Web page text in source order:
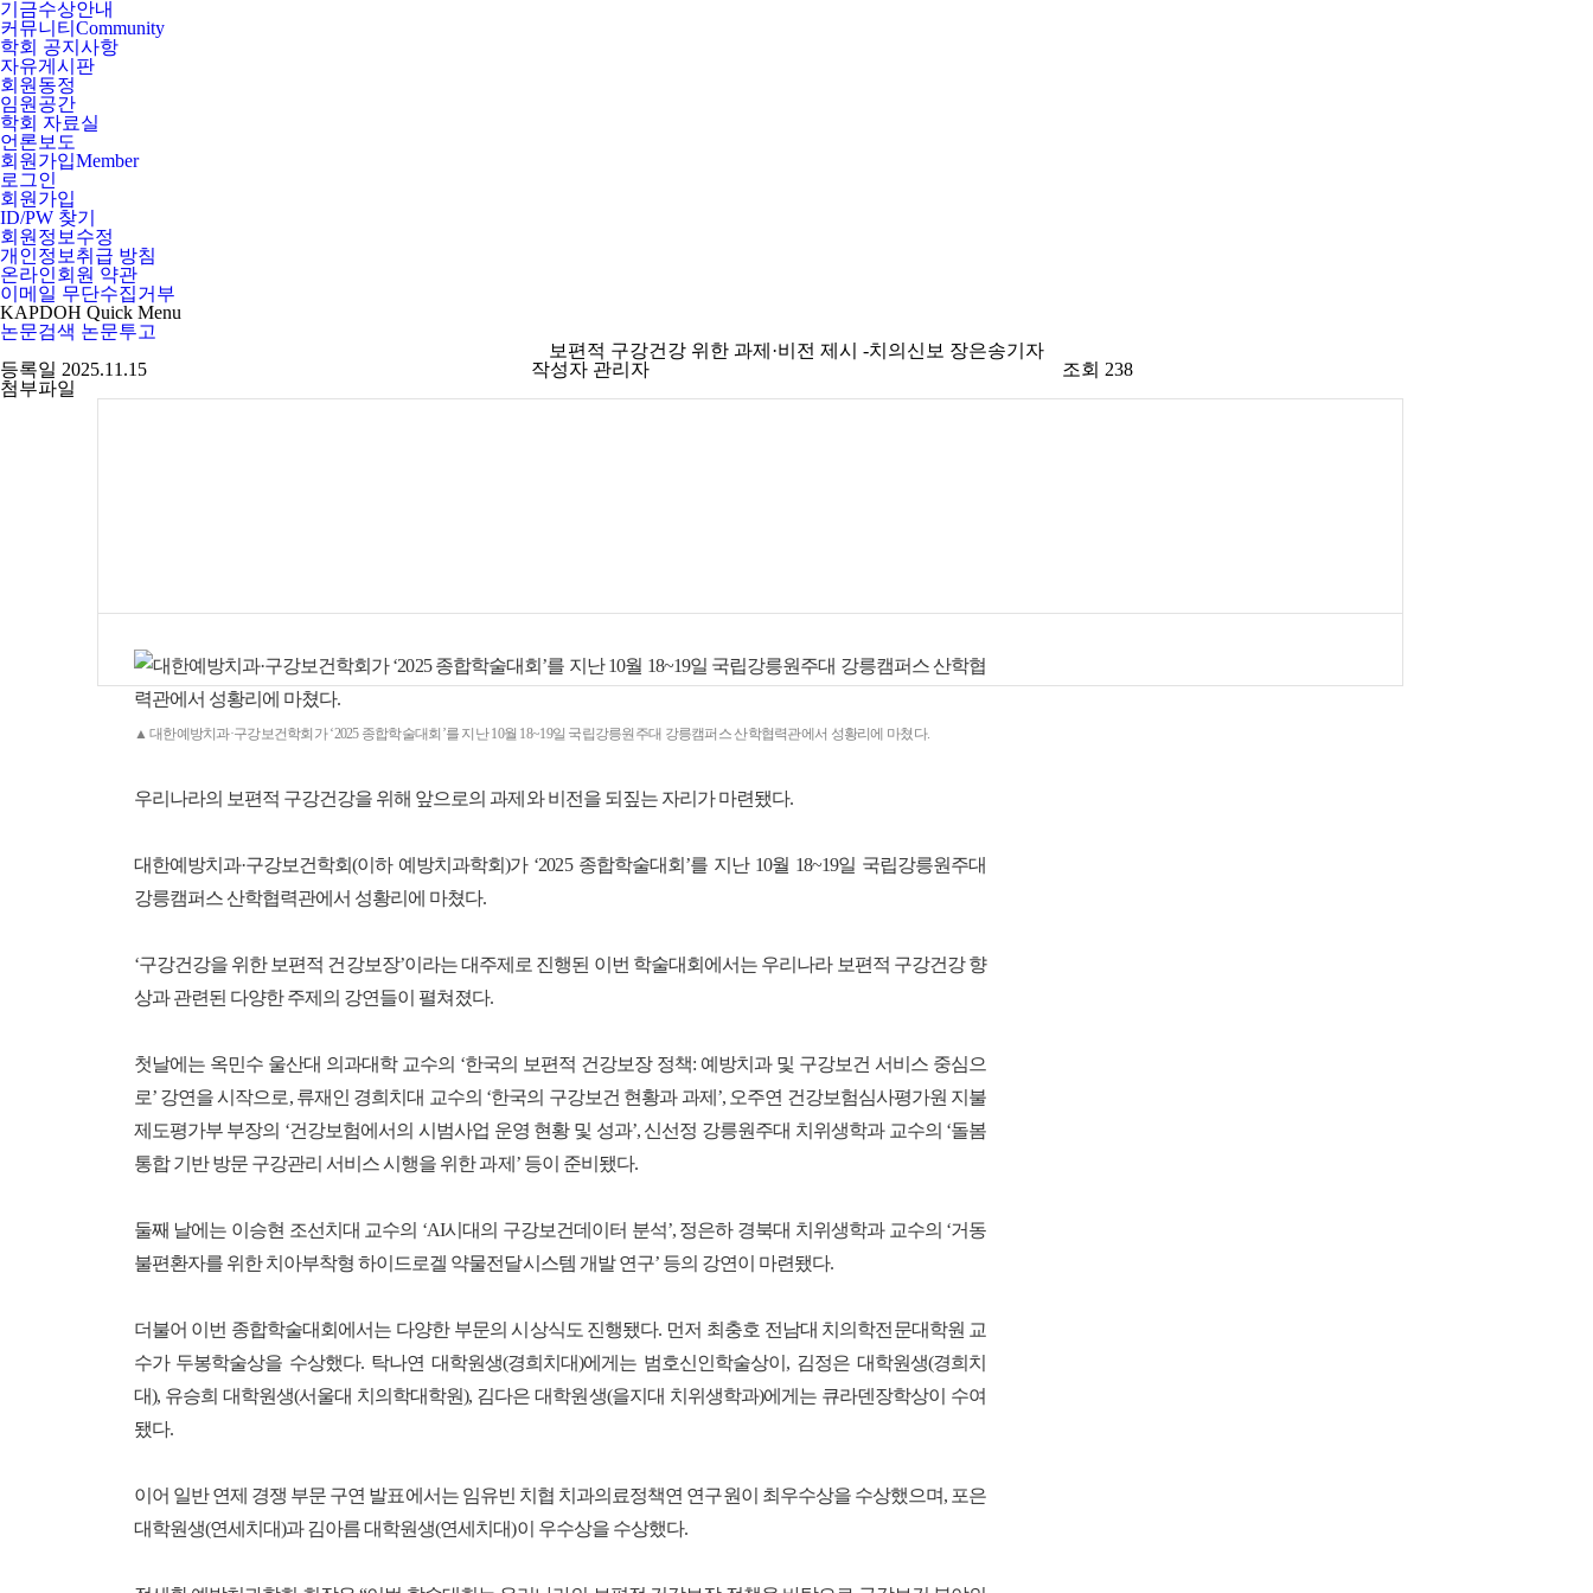
기금수상안내
커뮤니티 Community
학회 공지사항
자유게시판
회원동정
임원공간
학회 자료실
언론보도
회원가입Member
로그인
회원가입
ID/PW 찾기
회원정보수정
개인정보취급 방침
온라인회원 약관
이메일 무단수집거부
KAPDOH Quick Menu
논문검색 논문투고
보편적 구강건강 위한 과제·비전 제시 -치의신보 장은송기자
등록일 2025.11.15 작성자 관리자 조회 238
첨부파일
▲ 대한예방치과·구강보건학회가 ‘2025 종합학술대회’를 지난 10월 18~19일 국립강릉원주대 강릉캠퍼스 산학협력관에서 성황리에 마쳤다.
우리나라의 보편적 구강건강을 위해 앞으로의 과제와 비전을 되짚는 자리가 마련됐다.
대한예방치과·구강보건학회(이하 예방치과학회)가 ‘2025 종합학술대회’를 지난 10월 18~19일 국립강릉원주대
강릉캠퍼스 산학협력관에서 성황리에 마쳤다.
‘구강건강을 위한 보편적 건강보장’이라는 대주제로 진행된 이번 학술대회에서는 우리나라 보편적 구강건강 향
상과 관련된 다양한 주제의 강연들이 펼쳐졌다.
첫날에는 옥민수 울산대 의과대학 교수의 ‘한국의 보편적 건강보장 정책: 예방치과 및 구강보건 서비스 중심으
로’ 강연을 시작으로, 류재인 경희치대 교수의 ‘한국의 구강보건 현황과 과제’, 오주연 건강보험심사평가원 지불
제도평가부 부장의 ‘건강보험에서의 시범사업 운영 현황 및 성과’, 신선정 강릉원주대 치위생학과 교수의 ‘돌봄
통합 기반 방문 구강관리 서비스 시행을 위한 과제’ 등이 준비됐다.
둘째 날에는 이승현 조선치대 교수의 ‘AI시대의 구강보건데이터 분석’, 정은하 경북대 치위생학과 교수의 ‘거동
불편환자를 위한 치아부착형 하이드로겔 약물전달시스템 개발 연구’ 등의 강연이 마련됐다.
더불어 이번 종합학술대회에서는 다양한 부문의 시상식도 진행됐다. 먼저 최충호 전남대 치의학전문대학원 교
수가 두봉학술상을 수상했다. 탁나연 대학원생(경희치대)에게는 범호신인학술상이, 김정은 대학원생(경희치
대), 유승희 대학원생(서울대 치의학대학원), 김다은 대학원생(을지대 치위생학과)에게는 큐라덴장학상이 수여
됐다.
이어 일반 연제 경쟁 부문 구연 발표에서는 임유빈 치협 치과의료정책연 연구원이 최우수상을 수상했으며, 포은
대학원생(연세치대)과 김아름 대학원생(연세치대)이 우수상을 수상했다.